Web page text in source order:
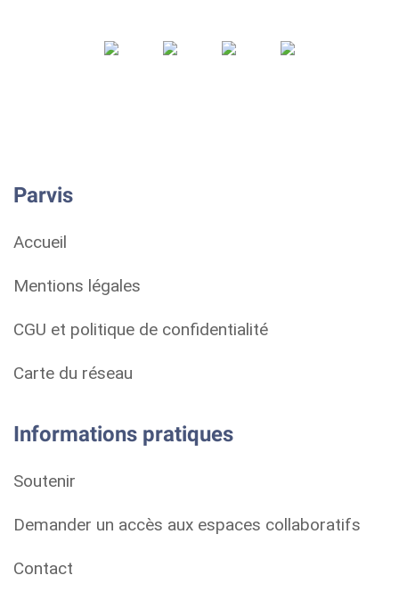
Parvis
Accueil
Mentions légales
CGU et politique de confidentialité
Carte du réseau
Informations pratiques
Soutenir
Demander un accès aux espaces collaboratifs
Contact